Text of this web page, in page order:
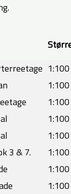
​1:100
1:100
​1:100
1:100
​1:100
3 & 7.
1:100
​1:100
1:100